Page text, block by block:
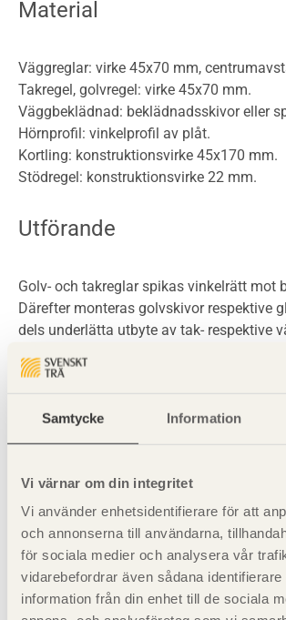
Samtycke Information
Vi värnar om din integritet
Vi använder enhetsidentifierare för att
och annonserna till användarna,
för sociala medier och analysera vår
vidarebefordrar även sådana identifierare
information från din enhet till de sociala
Material
Väggreglar: virke 45x70 mm,
Takregel, golvregel: virke 45x70 mm.
Väggbeklädnad: beklädnadsskivor eller
Hörnprofil: vinkelprofil av plåt.
Kortling: konstruktionsvirke 45x170 mm.
Stödregel: konstruktionsvirke 22 mm.
Utförande
Golv- och takreglar spikas vinkelrätt mot
Därefter monteras golvskivor respektive
dels underlätta utbyte av tak- respektive
dels ge frihet i monteringsordningen är
montera hörnprofil i vinkeln mellan
Se även
Dimensionering
Brand